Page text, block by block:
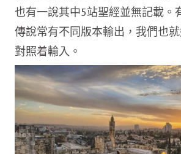
也有一說其中5站聖經並無記載。
傳說常有不同版本輸出，我們也
對照着輸入。